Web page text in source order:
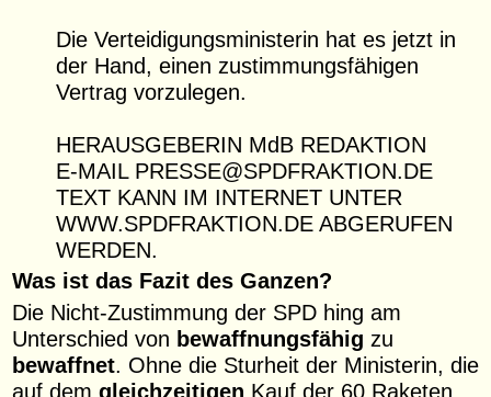
Die Verteidigungsministerin hat es jetzt in
der Hand, einen zustimmungsfähigen
Vertrag vorzulegen.
HERAUSGEBERIN MdB REDAKTION
E-MAIL PRESSE@SPDFRAKTION.DE
TEXT KANN IM INTERNET UNTER
WWW.SPDFRAKTION.DE ABGERUFEN
WERDEN.
Was ist das Fazit des Ganzen?
Die Nicht-Zustimmung der SPD hing am
Unterschied von bewaffnungsfähig zu
bewaffnet. Ohne die Sturheit der Ministerin, die
auf demgleichzeitigen Kauf der 60 Raketen